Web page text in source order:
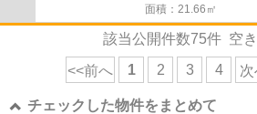
面積：21.66㎡
該当公開件数75件 空
<<前へ 1 2 3 4
チェックした物件をまとめて